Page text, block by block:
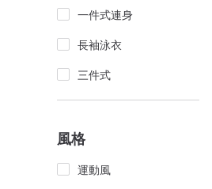
一件式連身
長袖泳衣
三件式
風格
運動風